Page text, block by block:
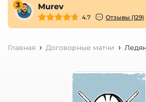
3 Murev
4.7 Отзывы (129)
Главная Договорные матчи